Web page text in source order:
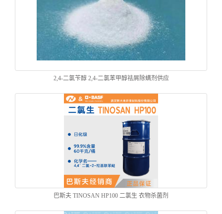
2,4-二氯苄醇 2,4-二氯苯甲醇祛屑除螨剂供应
巴斯夫 TINOSAN HP100 二氯生 衣物杀菌剂